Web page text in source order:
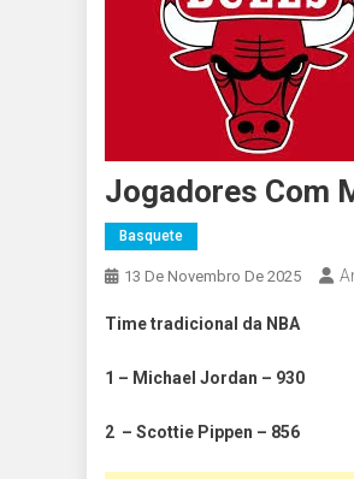
Jogadores Com
Basquete
13 De Novembro De 2025
Time tradicional da NBA
1 – Michael Jordan – 930
2 – Scottie Pippen – 856